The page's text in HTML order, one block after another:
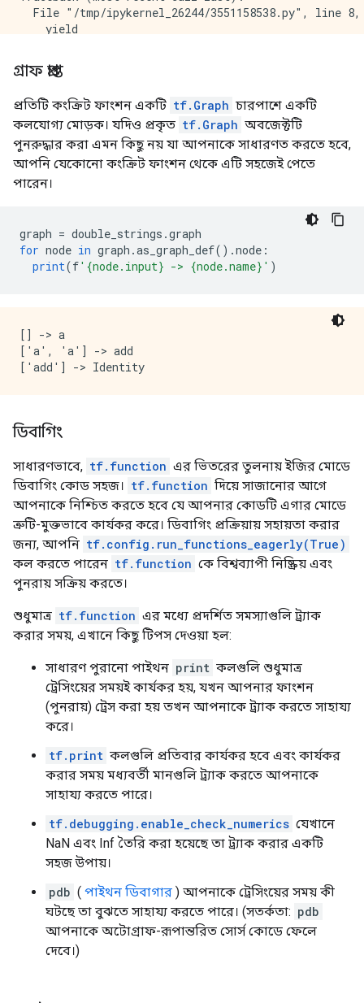
File "/tmp/ipykernel_26244/3551158538.py", line
    yield
    square(tf.constant(10.0), b=3)
গ্রাফ প্রাপ্ত
প্রতিটি কংক্রিট ফাংশন একটি tf.Graph চারপাশে একটি
কলযোগ্য মোড়ক। যদিও প্রকৃত tf.Graph অবজেক্টটি
পুনরুদ্ধার করা এমন কিছু নয় যা আপনাকে সাধারণত করতে হবে,
আপনি যেকোনো কংক্রিট ফাংশন থেকে এটি সহজেই পেতে
পারেন।
graph = double_strings .graph
for node in graph .as_graph_def().node :
print(f'{node.input} -> {node.name}' )
[] -> a
['a', 'a'] -> add
ডিবাগিং
সাধারণভাবে, tf.function এর ভিতরের তুলনায় ইজির মোডে
ডিবাগিং কোড সহজ। tf.function দিয়ে সাজানোর আগে
আপনাকে নিশ্চিত করতে হবে যে আপনার কোডটি এগার মোডে
ত্রুটি-মুক্তভাবে কার্যকর করে। ডিবাগিং প্রক্রিয়ায় সহায়তা করার
জন্য, আপনি tf.config.run_functions_eagerly(True)
কল করতে পারেন tf.function কে বিশ্বব্যাপী নিষ্ক্রিয় এবং
পুনরায় সক্রিয় করতে।
শুধুমাত্র tf.function এর মধ্যে প্রদর্শিত সমস্যাগুলি ট্র্যাক
করার সময়, এখানে কিছু টিপস দেওয়া হল:
সাধারণ পুরানো পাইথন print কলগুলি শুধুমাত্র
ট্রেসিংয়ের সময়ই কার্যকর হয়, যখন আপনার ফাংশন
(পুনরায়) ট্রেস করা হয় তখন আপনাকে ট্র্যাক করতে সাহায্য
করে।
tf.print কলগুলি প্রতিবার কার্যকর হবে এবং কার্যকর
করার সময় মধ্যবর্তী মানগুলি ট্র্যাক করতে আপনাকে
সাহায্য করতে পারে।
tf.debugging.enable_check_numerics যেখানে
NaN এবং Inf তৈরি করা হয়েছে তা ট্র্যাক করার একটি
সহজ উপায়।
pdb ( পাইথন ডিবাগার ) আপনাকে ট্রেসিংয়ের সময় কী
ঘটছে তা বুঝতে সাহায্য করতে পারে। (সতর্কতা: pdb
আপনাকে অটোগ্রাফ-রূপান্তরিত সোর্স কোডে ফেলে
দেবে।)